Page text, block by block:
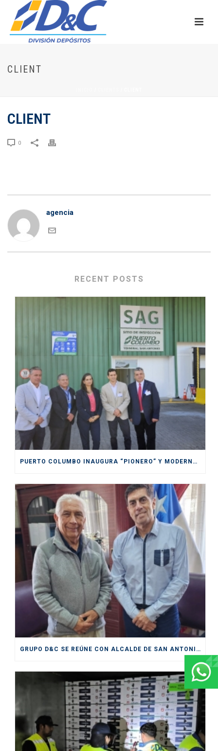
CLIENT
CLIENT
0
agencia
RECENT POSTS
PUERTO COLUMBO INAUGURA “PIONERO” Y MODERNO SITIO DE INSPECCIÓN SAG EN SAN ANTONIO
GRUPO D&C SE REÚNE CON ALCALDE DE SAN ANTONIO